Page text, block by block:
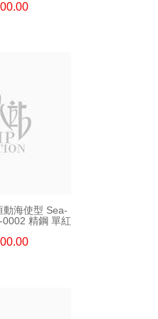
動海使型 Sea-
精鋼 單紅